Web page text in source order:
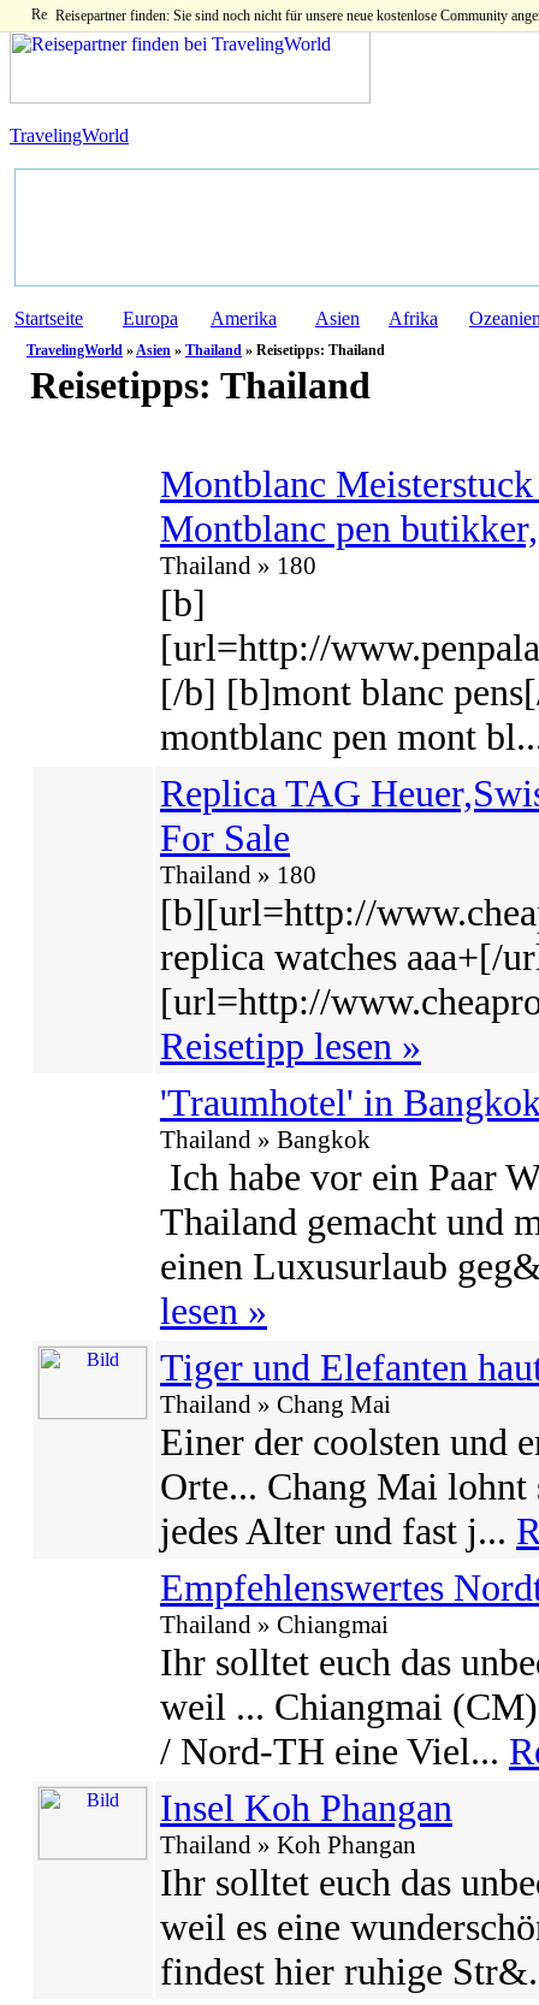
Reisepartner finden: Sie sind noch nicht für unsere neue kostenlose Community
TravelingWorld
Startseite Europa Amerika Asien Afrika
TravelingWorld »Asien » Thailand » Reisetipps: Thailand
Reisetipps: Thailand
Montblanc
Montblanc pen
Thailand » 180
[b]
[url=http://
[/b] [b]mont blanc
montblanc pen mont
Replica TAG
For Sale
Thailand » 180
[b][url=http://
replica watches aaa+[/
[url=http://
Reisetipp lesen »
'Traumhotel' in
Thailand » Bangkok
Ich habe vor ein Paar
Thailand gemacht und
einen Luxusurlaub
lesen »
Tiger und Elefanten
Thailand » Chang Mai
Einer der coolsten und
Orte... Chang Mai
jedes Alter und fast j...
Empfehlenswertes
Thailand » Chiangmai
Ihr solltet euch das
weil ... Chiangmai
/ Nord-TH eine Viel...
Insel Koh Phangan
Thailand » Koh Phangan
Ihr solltet euch das
weil es eine
findest hier ruhige